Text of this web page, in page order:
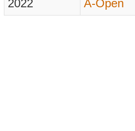
2022
A-Open